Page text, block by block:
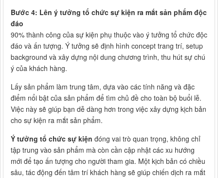
Bước 4: Lên ý tưởng tổ chức sự kiện ra mắt sản phẩm độc
đáo
90% thành công của sự kiện phụ thuộc vào ý tưởng tổ chức độc
đáo và ấn tượng. Ý tưởng sẽ định hình concept trang trí, setup
background và xây dựng nội dung chương trình, thu hút sự chú
ý của khách hàng.
Lấy sản phẩm làm trung tâm, dựa vào các tính năng và đặc
điểm nổi bật của sản phẩm để tìm chủ đề cho toàn bộ buổi lễ.
Việc này sẽ giúp bạn dễ dàng hơn trong việc xây dựng kịch bản
cho sự kiện ra mắt sản phẩm.
Ý tưởng tổ chức sự kiện đóng vai trò quan trọng, không chỉ
tập trung vào sản phẩm mà còn cần cập nhật các xu hướng
mới để tạo ấn tượng cho người tham gia. Một kịch bản có chiều
sâu, tác động đến tâm trí khách hàng sẽ giúp chiến dịch ra mắt